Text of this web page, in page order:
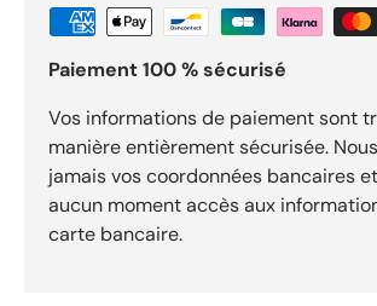
conforme OEM Compatibilité : CF Moto500 cc
référence et la compatibilité avec votre modèle
: Câble de stationnement CF Moto 905A-
ATV Quad pour usage moto/quad. Référence : REF-258 pour
identifier précisément ce composant. Fonction : Cette pièce
constitue un remplacement conforme à l’origine,
garantissant un fonctionnement fiable du
stationnement. Expédition sous 24h. Livraison gratuite dès
Paiement 100 % sécurisé
Vos informations de paiement sont
manière entièrement sécurisée.
jamais vos coordonnées bancaires
aucun moment accès aux
carte bancaire.